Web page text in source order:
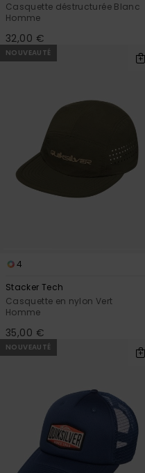
Casquette déstructurée Blanc
Homme
32,00 €
NOUVEAUTÉ
4
Stacker Tech
Casquette en nylon Vert
Homme
35,00 €
NOUVEAUTÉ